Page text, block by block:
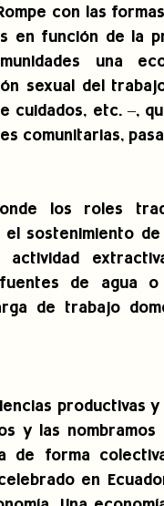
con las
en función de la
una
sexual del
cuidados, etc. –,
comunitarias,
los roles
sostenimiento
actividad
de agua
de trabajo
productivas
y las
de forma
en